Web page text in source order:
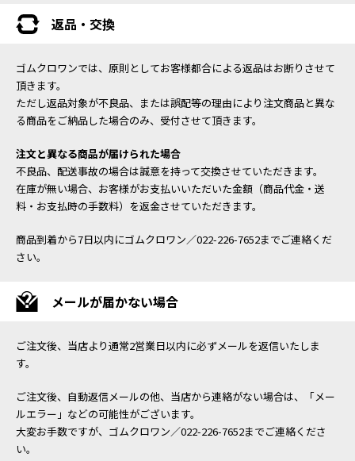
返品・交換
ゴムクロワンでは、原則としてお客様都合による返品はお断りさせて
頂きます。
ただし返品対象が不良品、または誤配等の理由により注文商品と異な
る商品をご納品した場合のみ、受付させて頂きます。
注文と異なる商品が届けられた場合
不良品、配送事故の場合は誠意を持って交換させていただきます。
在庫が無い場合、お客様がお支払いいただいた金額（商品代金・送
料・お支払時の手数料）を返金させていただきます。
商品到着から7日以内にゴムクロワン／022-226-7652までご連絡くだ
さい。
メールが届かない場合
ご注文後、当店より通常2営業日以内に必ずメールを返信いたしま
す。
ご注文後、自動返信メールの他、当店から連絡がない場合は、「メー
ルエラー」などの可能性がございます。
大変お手数ですが、ゴムクロワン／022-226-7652までご連絡くださ
い。